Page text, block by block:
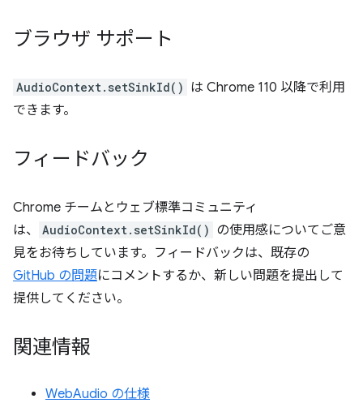
ブラウザ サポート
AudioContext.setSinkId() は Chrome 110 以降で利用
できます。
フィードバック
Chrome チームとウェブ標準コミュニティ
は、
AudioContext.setSinkId() の使用感についてご意
見をお待ちしています。フィードバックは、既存の
GitHub の問題にコメントするか、新しい問題を提出して
提供してください。
関連情報
WebAudio の仕様